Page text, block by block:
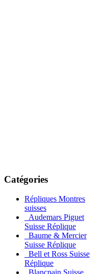
Catégories
Répliques Montres
suisses
Audemars Piguet
Suisse Réplique
Baume & Mercier
Suisse Réplique
Bell et Ross Suisse
Réplique